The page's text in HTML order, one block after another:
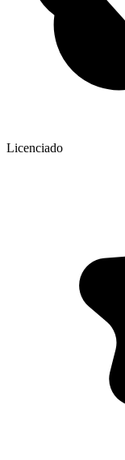
Licenciado